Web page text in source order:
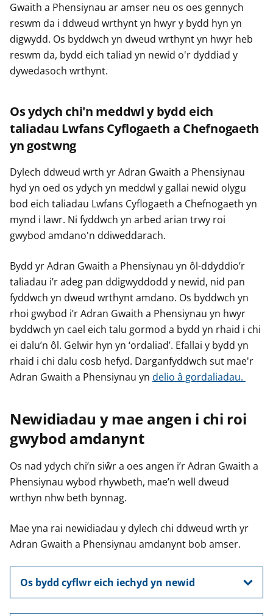
Gwaith a Phensiynau ar amser neu os oes gennych
reswm da i ddweud wrthynt yn hwyr y bydd hyn yn
digwydd. Os byddwch yn dweud wrthynt yn hwyr heb
reswm da, bydd eich taliad yn newid o'r dyddiad y
dywedasoch wrthynt.
Os ydych chi'n meddwl y bydd eich
taliadau Lwfans Cyflogaeth a Chefnogaeth
yn gostwng
Dylech ddweud wrth yr Adran Gwaith a Phensiynau
hyd yn oed os ydych yn meddwl y gallai newid olygu
bod eich taliadau Lwfans Cyflogaeth a Chefnogaeth yn
mynd i lawr. Ni fyddwch yn arbed arian trwy roi
gwybod amdano'n ddiweddarach.
Bydd yr Adran Gwaith a Phensiynau yn ôl-ddyddio’r
taliadau i’r adeg pan ddigwyddodd y newid, nid pan
fyddwch yn dweud wrthynt amdano. Os byddwch yn
rhoi gwybod i’r Adran Gwaith a Phensiynau yn hwyr
byddwch yn cael eich talu gormod a bydd yn rhaid i chi
ei dalu’n ôl. Gelwir hyn yn ‘ordaliad’. Efallai y bydd yn
rhaid i chi dalu cosb hefyd. Darganfyddwch sut mae'r
Adran Gwaith a Phensiynau yn delio â gordaliadau.
Newidiadau y mae angen i chi roi
gwybod amdanynt
Os nad ydych chi’n siŵr a oes angen i’r Adran Gwaith a
Phensiynau wybod rhywbeth, mae’n well dweud
wrthyn nhw beth bynnag.
Mae yna rai newidiadau y dylech chi ddweud wrth yr
Adran Gwaith a Phensiynau amdanynt bob amser.
Os bydd cyflwr eich iechyd yn newid